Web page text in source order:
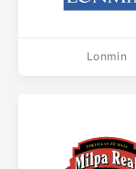
Lonmin